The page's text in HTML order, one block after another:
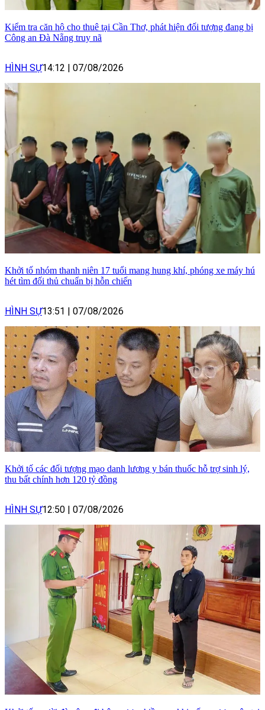
Kiểm tra căn hộ cho thuê tại Cần Thơ, phát hiện đối tượng đang bị
Công an Đà Nẵng truy nã
HÌNH SỰ14:12 | 07/08/2026
Khởi tố nhóm thanh niên 17 tuổi mang hung khí, phóng xe máy hú
hét tìm đối thủ chuẩn bị hỗn chiến
HÌNH SỰ13:51 | 07/08/2026
Khởi tố các đối tượng mạo danh lương y bán thuốc hỗ trợ sinh lý,
thu bất chính hơn 120 tỷ đồng
HÌNH SỰ12:50 07/08/2026